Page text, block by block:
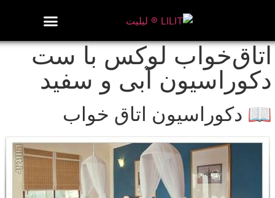
اتاق‌خواب لوکس با ست
دکوراسیون آبی و سفید
📖 دکوراسیون اتاق خواب